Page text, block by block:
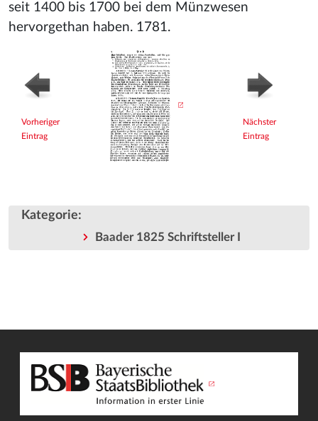
seit 1400 bis 1700 bei dem Münzwesen
hervorgethan haben. 1781.
Vorheriger
Eintrag
Nächster
Eintrag
Kategorie:
Baader 1825 Schriftsteller I